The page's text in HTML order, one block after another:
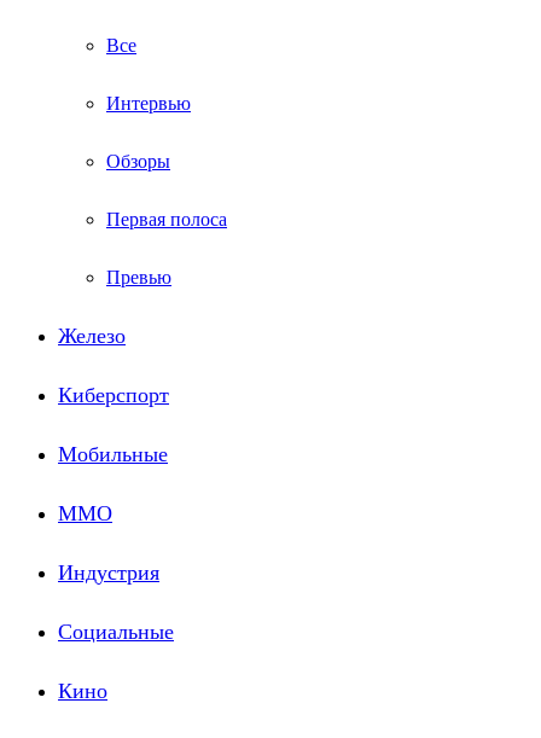
Все
Интервью
Обзоры
Первая полоса
Превью
Железо
Киберспорт
Мобильные
ММО
Индустрия
Социальные
Кино